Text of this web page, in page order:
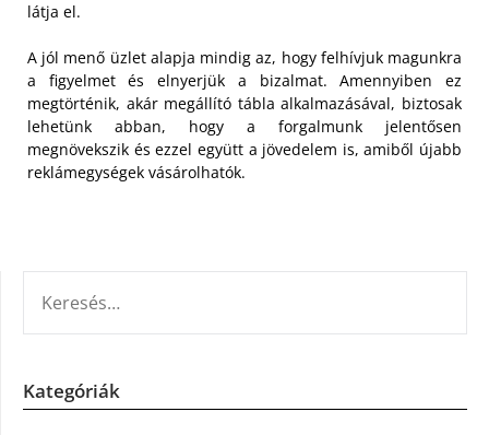
látja el.
A jól menő üzlet alapja mindig az, hogy felhívjuk magunkra
a figyelmet és elnyerjük a bizalmat. Amennyiben ez
megtörténik, akár megállító tábla alkalmazásával, biztosak
lehetünk abban, hogy a forgalmunk jelentősen
megnövekszik és ezzel együtt a jövedelem is, amiből újabb
reklámegységek vásárolhatók.
Kategóriák